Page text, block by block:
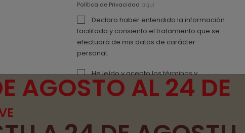
AGOSTO AL 24 DE
Política de Privacidad aqui
Declaro haber entendido la información
facilitada y consiento el tratamiento que se
efectuará de mis datos de carácter
personal.
He leído y acepto lostérminos y
condiciones de usoy la
política de
privacidad
Desarrollado por ADDIS